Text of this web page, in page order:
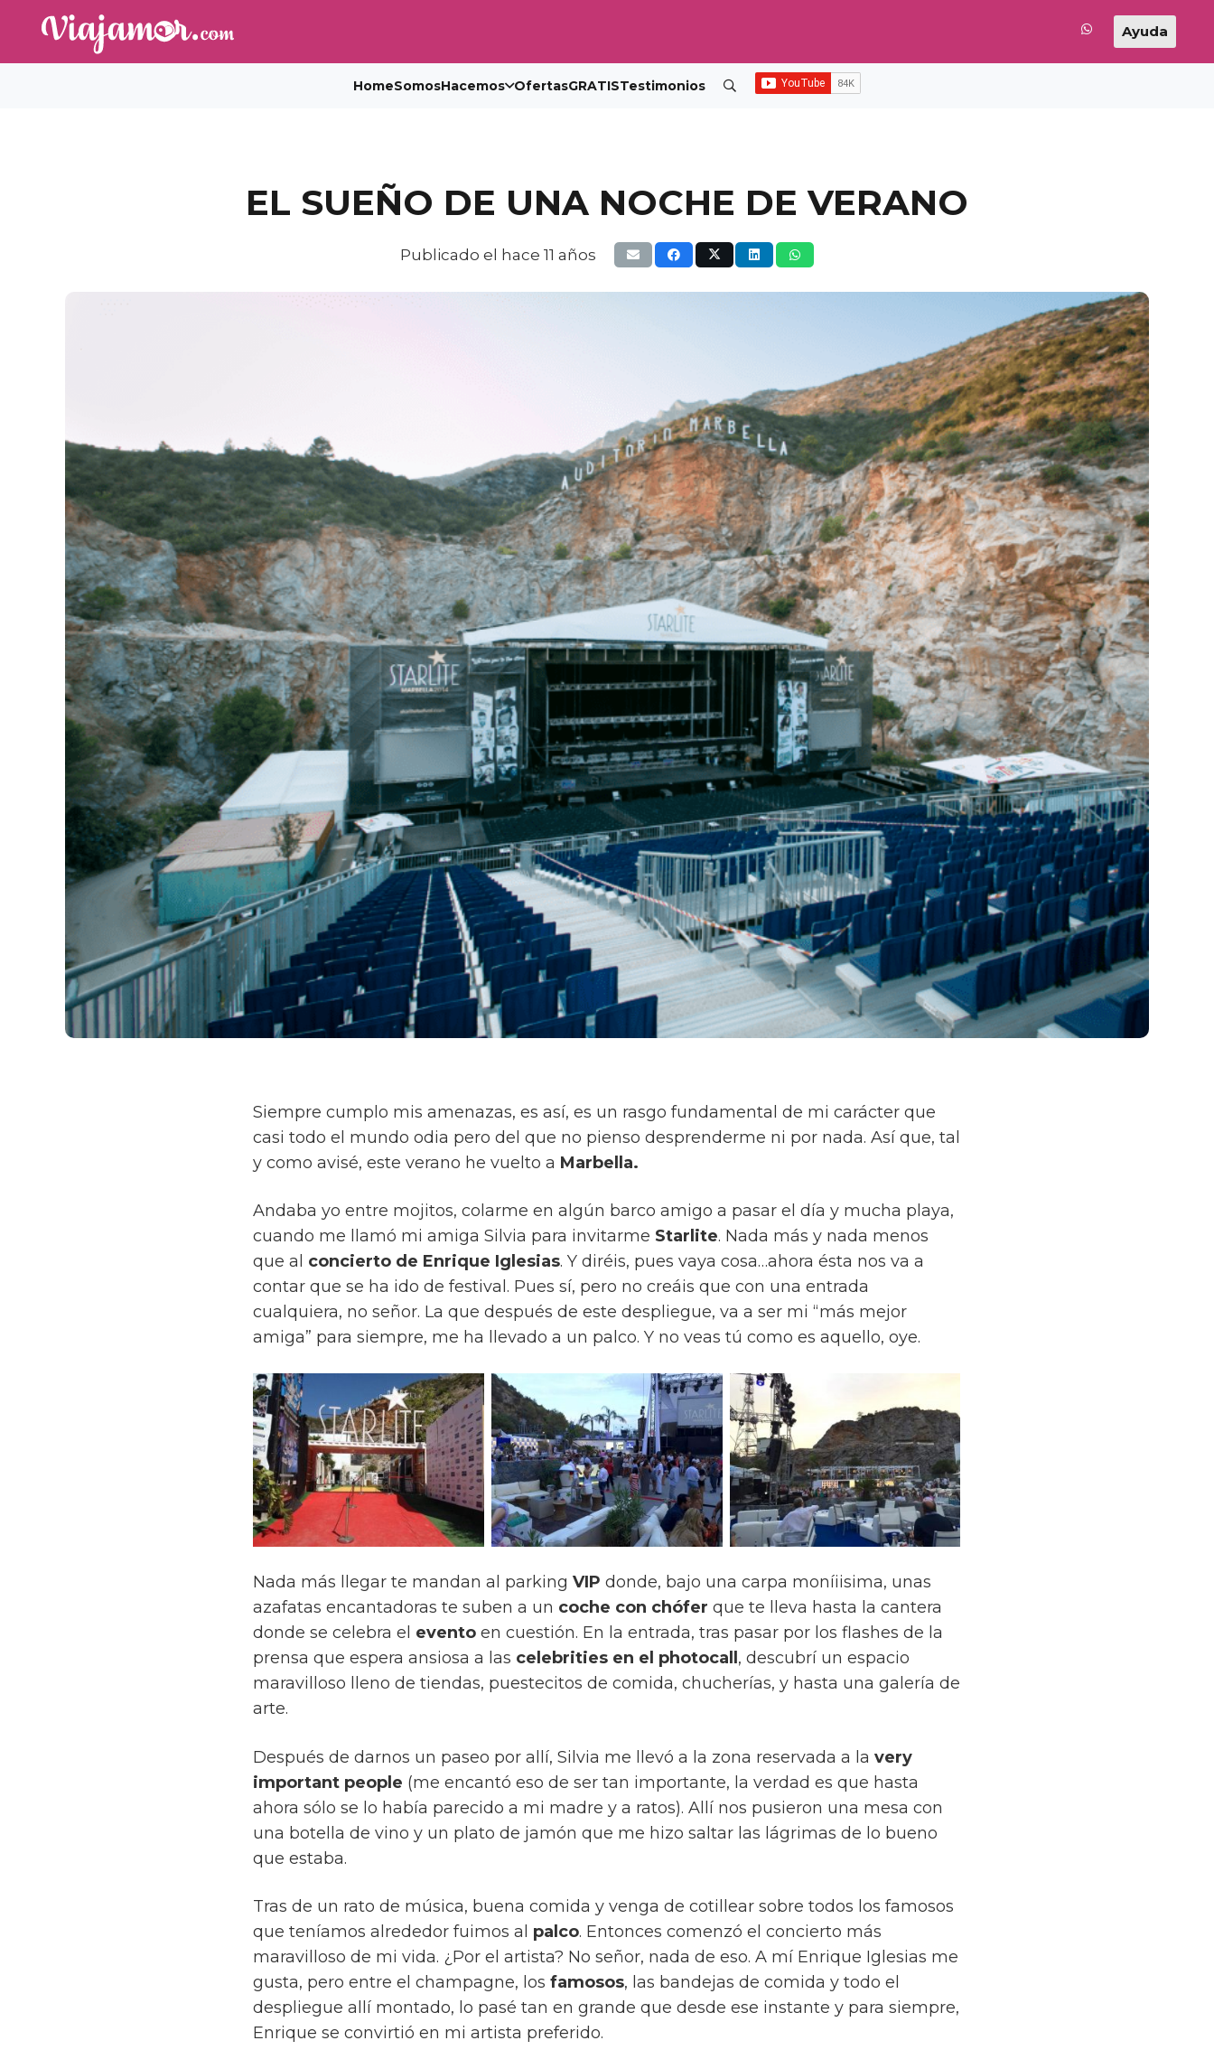
Ayuda
HomeSomosHacemos OfertasGRATISTestimonios
EL SUEÑO DE UNA NOCHE DE VERANO
Publicado el hace 11 años
Siempre cumplo mis amenazas, es así, es un rasgo fundamental de mi carácter que
casi todo el mundo odia pero del que no pienso desprenderme ni por nada. Así que, tal
y como avisé, este verano he vuelto a Marbella.
Andaba yo entre mojitos, colarme en algún barco amigo a pasar el día y mucha playa,
cuando me llamó mi amiga Silvia para invitarme Starlite. Nada más y nada menos
que al concierto de Enrique Iglesias. Y diréis, pues vaya cosa…ahora ésta nos va a
contar que se ha ido de festival. Pues sí, pero no creáis que con una entrada
cualquiera, no señor. La que después de este despliegue, va a ser mi “más mejor
amiga” para siempre, me ha llevado a un palco. Y no veas tú como es aquello, oye.
Nada más llegar te mandan al parkingVIP donde, bajo una carpa moníiisima, unas
azafatas encantadoras te suben a un coche con chófer que te lleva hasta la cantera
donde se celebra el evento en cuestión. En la entrada, tras pasar por los flashes de la
prensa que espera ansiosa a las celebrities en el photocall , descubrí un espacio
maravilloso lleno de tiendas, puestecitos de comida, chucherías, y hasta una galería de
arte.
Después de darnos un paseo por allí, Silvia me llevó a la zona reservada a lavery
important people (me encantó eso de ser tan importante, la verdad es que hasta
ahora sólo se lo había parecido a mi madre y a ratos). Allí nos pusieron una mesa con
una botella de vino y un plato de jamón que me hizo saltar las lágrimas de lo bueno
que estaba.
Tras de un rato de música, buena comida y venga de cotillear sobre todos los famosos
que teníamos alrededor fuimos al palco. Entonces comenzó el concierto más
maravilloso de mi vida. ¿Por el artista? No señor, nada de eso. A mí Enrique Iglesias me
gusta, pero entre el champagne, losfamosos, las bandejas de comida y todo el
despliegue allí montado, lo pasé tan en grande que desde ese instante y para siempre,
Enrique se convirtió en mi artista preferido.